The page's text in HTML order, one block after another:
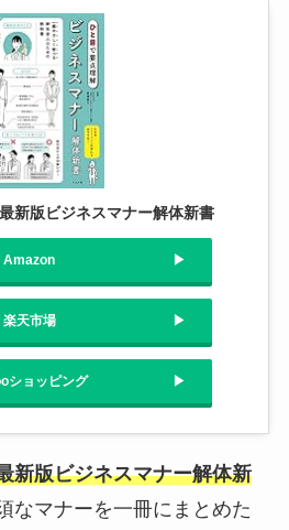
新版ビジネスマナー解体新書
Amazon
楽天市場
ショッピング
新版ビジネスマナー解体新
なマナーを一冊にまとめた